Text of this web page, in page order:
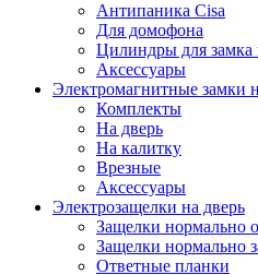
Антипаника Cisa
Для домофона
Цилиндры для замка
Аксессуары
Электромагнитные замки
Комплекты
На дверь
На калитку
Врезные
Аксессуары
Электрозащелки на дверь
Защелки нормально
Защелки нормально
Ответные планки